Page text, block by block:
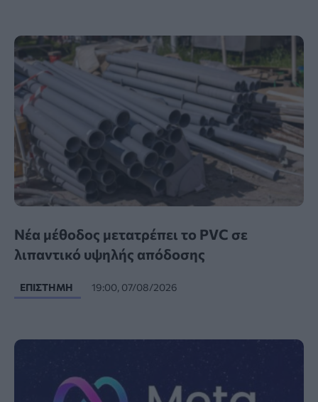
Νέα μέθοδος μετατρέπει το PVC σε
λιπαντικό υψηλής απόδοσης
ΕΠΙΣΤΉΜΗ 19:00, 07/08/2026